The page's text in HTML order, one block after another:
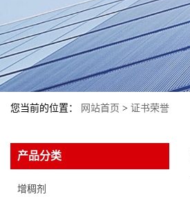
您当前的位置： 网站首页 > 证书荣誉
产品分类
增稠剂